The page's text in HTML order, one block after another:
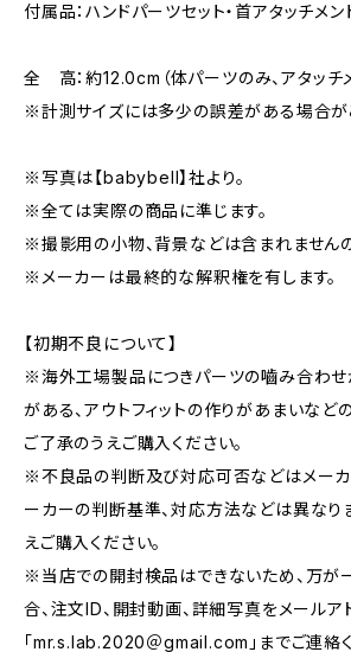
付属品：ハンドパーツセット・首アタッチメ
全 高：約12.0cm（体パーツのみ、アタッチメ
※計測サイズには多少の誤差がある場合が
※写真は【babybell】社より。
※全ては実際の商品に準じます。
※撮影用の小物、背景などは含まれませんの
※メーカーは最終的な解釈権を有します。
【初期不良について】
※海外工場製品につきパーツの嚙み合わせ
がある、アウトフィットの作りがあまいなど
ご了承のうえご購入ください。
※不良品の判断及び対応可否などはメーカ
ーカーの判断基準、対応方法などは異なり
えご購入ください。
※当店での開封検品はできないため、万が
合、注文ID、開封動画、詳細写真をメールア
「mr.s.lab.2020＠gmail.com」までご連絡